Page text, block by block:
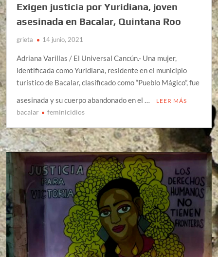
Exigen justicia por Yuridiana, joven
asesinada en Bacalar, Quintana Roo
grieta 14 junio, 2021
Adriana Varillas / El Universal Cancún.- Una mujer,
identificada como Yuridiana, residente en el municipio
turístico de Bacalar, clasificado como “Pueblo Mágico”, fue
asesinada y su cuerpo abandonado en el …
LEER MÁS
bacalar feminicidios